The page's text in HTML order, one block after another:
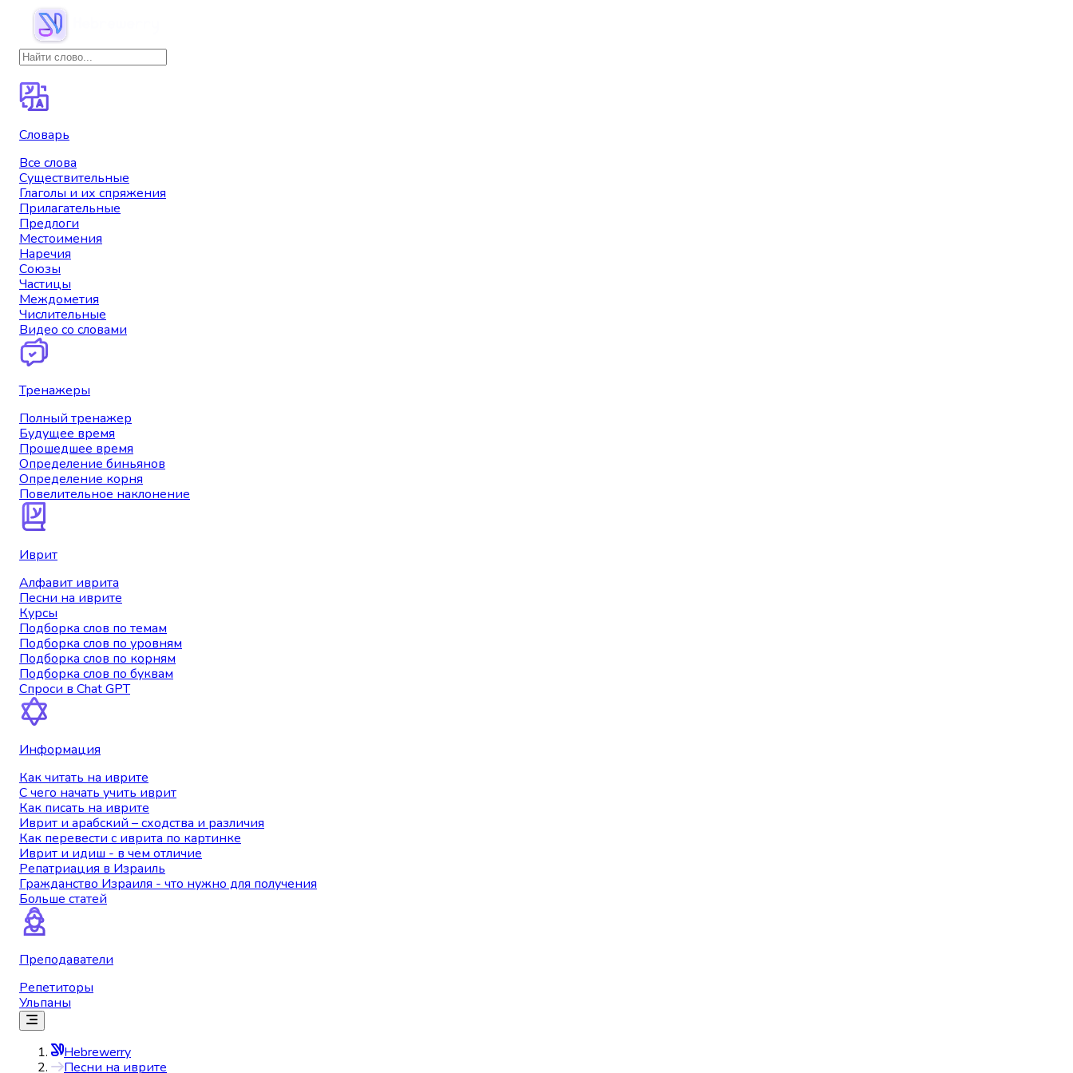
Словарь
Все слова
Существительные
Глаголы и их спряжения
Прилагательные
Предлоги
Местоимения
Наречия
Союзы
Частицы
Междометия
Числительные
Видео со словами
Тренажеры
Полный тренажер
Будущее время
Прошедшее время
Определение биньянов
Определение корня
Повелительное наклонение
Иврит
Алфавит иврита
Песни на иврите
Курсы
Подборка слов по темам
Подборка слов по уровням
Подборка слов по корням
Подборка слов по буквам
Спроси в Chat GPT
Информация
Как читать на иврите
С чего начать учить иврит
Как писать на иврите
Иврит и арабский – сходства и различия
Как перевести с иврита по картинке
Иврит и идиш - в чем отличие
Репатриация в Израиль
Гражданство Израиля - что нужно для получения
Больше статей
Преподаватели
Репетиторы
Ульпаны
Hebrewerry
Песни на иврите